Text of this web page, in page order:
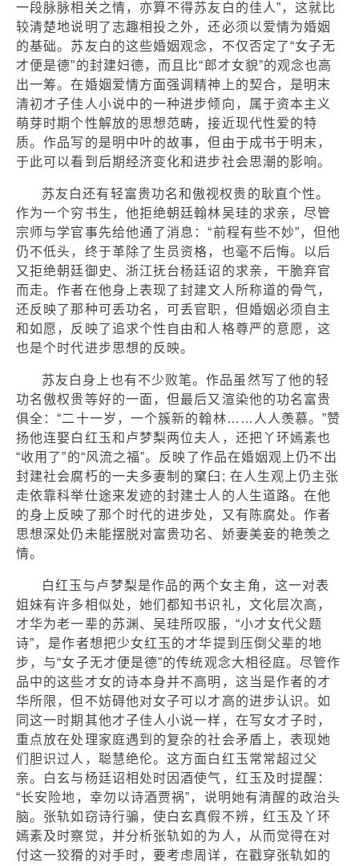
一段脉脉相关之情，亦算不得苏友白的佳人”，这就比
较清楚地说明了志趣相投之外，还必须以爱情为婚姻
的基础。苏友白的这些婚姻观念，不仅否定了“女子无
才便是德”的封建妇德，而且比“郎才女貌”的观念也高
出一筹。在婚姻爱情方面强调精神上的契合，是明末
清初才子佳人小说中的一种进步倾向，属于资本主义
萌芽时期个性解放的思想范畴，接近现代性爱的特
质。作品写的是明中叶的故事，但由于成书于明末，
于此可以看到后期经济变化和进步社会思潮的影响。
苏友白还有轻富贵功名和傲视权贵的耿直个性。
作为一个穷书生，他拒绝朝廷翰林吴珪的求亲，尽管
宗师与学官事先给他通了消息：“前程有些不妙”，但他
仍不低头，终于革除了生员资格，也毫不后悔。以后
又拒绝朝廷御史、浙江抚台杨廷诏的求亲，干脆弃官
而走。作者在他身上表现了封建文人所称道的骨气，
还反映了那种可丢功名，可丢官职，但婚姻必须自主
和如愿，反映了追求个性自由和人格尊严的意愿，这
也是个时代进步思想的反映。
苏友白身上也有不少败笔。作品虽然写了他的轻
功名傲权贵等好的一面，但最后又渲染他的功名富贵
俱全：“二十一岁，一个簇新的翰林……人人羡慕。”赞
扬他连娶白红玉和卢梦梨两位夫人，还把丫环嫣素也
“收用了”的“风流之福”。反映了作品在婚姻观上仍不出
封建社会腐朽的一夫多妻制的窠臼; 在人生观上仍主张
走依靠科举仕途来发迹的封建士人的人生道路。在他
的身上反映了那个时代的进步处，又有陈腐处。作者
思想深处仍未能摆脱对富贵功名、娇妻美妾的艳羡之
情。
白红玉与卢梦梨是作品的两个女主角，这一对表
姐妹有许多相似处，她们都知书识礼，文化层次高，
才华为老一辈的苏渊、吴珪所叹服，“小才女代父题
诗”，是作者想把少女红玉的才华提到压倒父辈的地
步，与“女子无才便是德”的传统观念大相径庭。尽管作
品中的这些才女的诗本身并不高明，这当是作者的才
华所限，但不妨碍他对女子可以才高的进步认识。如
同这一时期其他才子佳人小说一样，在写女才子时，
重点放在处理家庭遇到的复杂的社会矛盾上，表现她
们胆识过人，聪慧绝伦。这方面白红玉常常超过父
亲。白玄与杨廷诏相处时因酒使气，红玉及时提醒：
“长安险地，幸勿以诗酒贾祸”，说明她有清醒的政治头
脑。张轨如窃诗行骗，使白玄真假不辨，红玉及丫环
嫣素及时察觉，并分析张轨如的为人，从而觉得在对
付这一狡猾的对手时，要考虑周详，在戳穿张轨如的